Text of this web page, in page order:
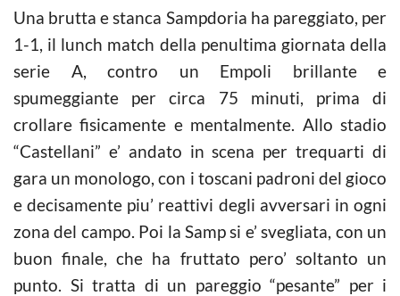
Una brutta e stanca Sampdoria ha pareggiato, per
1-1, il lunch match della penultima giornata della
serie A, contro un Empoli brillante e
spumeggiante per circa 75 minuti, prima di
crollare fisicamente e mentalmente. Allo stadio
“Castellani” e’ andato in scena per trequarti di
gara un monologo, con i toscani padroni del gioco
e decisamente piu’ reattivi degli avversari in ogni
zona del campo. Poi la Samp si e’ svegliata, con un
buon finale, che ha fruttato pero’ soltanto un
punto. Si tratta di un pareggio “pesante” per i